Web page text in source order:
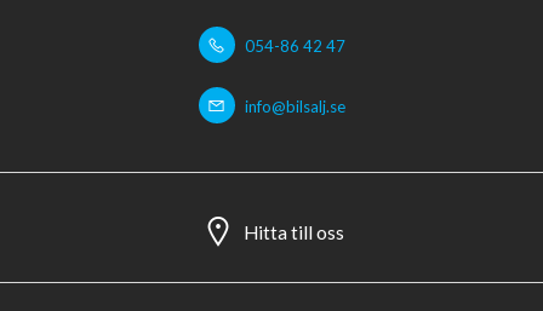
054-86 42 47
info@bilsalj.se
Hitta till oss